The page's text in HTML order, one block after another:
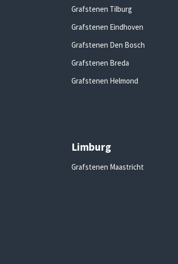
Grafstenen Tilburg
Grafstenen Eindhoven
Grafstenen Den Bosch
Grafstenen Breda
Grafstenen Helmond
Limburg
Grafstenen Maastricht